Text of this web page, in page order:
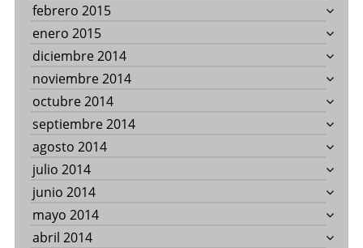
febrero 2015
enero 2015
diciembre 2014
noviembre 2014
octubre 2014
septiembre 2014
agosto 2014
julio 2014
junio 2014
mayo 2014
abril 2014